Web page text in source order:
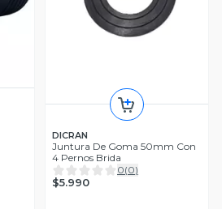
DICRAN
Juntura De Goma 50mm Con
4 Pernos Brida
0(0)
$5.990